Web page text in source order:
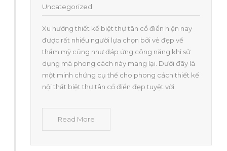
Uncategorized
Xu hướng thiết kế biệt thự tân cổ điển hiện nay
được rất nhiều người lựa chọn bởi vẻ đẹp về
thẩm mỹ cũng như đáp ứng công năng khi sử
dụng mà phong cách này mang lại. Dưới đây là
một minh chứng cụ thể cho phong cách thiết kế
nội thất biệt thự tân cổ điển đẹp tuyệt vời.
Read More